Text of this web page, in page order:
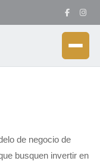
de negocio de
busquen invertir en